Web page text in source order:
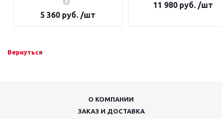
5 360 руб. /шт
11 980 руб. /шт
Вернуться
О КОМПАНИИ
ЗАКАЗ И ДОСТАВКА